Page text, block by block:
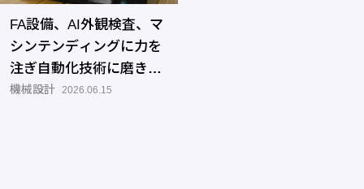
FA設備、AI外観検査、マ
シンテンディングに力を
注ぎ自動化技術に磨きを
かける―TMCシステム
機械設計 2026.06.15